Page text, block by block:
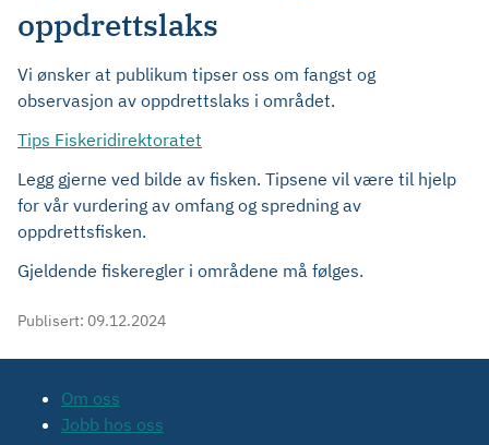
oppdrettslaks
Vi ønsker at publikum tipser oss om fangst og
observasjon av oppdrettslaks i området.
Tips Fiskeridirektoratet
Legg gjerne ved bilde av fisken. Tipsene vil være til hjelp
for vår vurdering av omfang og spredning av
oppdrettsfisken.
Gjeldende fiskeregler i områdene må følges.
Publisert: 09.12.2024
Om oss
Jobb hos oss